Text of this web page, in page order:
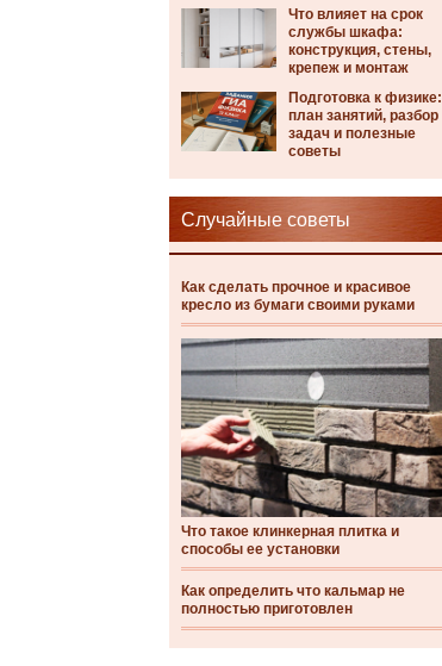
Что влияет на срок
службы шкафа:
конструкция, стены,
крепеж и монтаж
Подготовка к физике:
план занятий, разбор
задач и полезные
советы
Случайные советы
Как сделать прочное и красивое
кресло из бумаги своими руками
Что такое клинкерная плитка и
способы ее установки
Как определить что кальмар не
полностью приготовлен